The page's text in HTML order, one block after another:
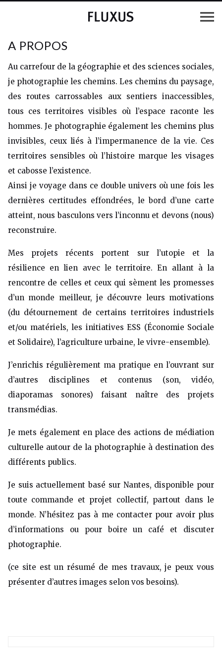
A PROPOS
Au carrefour de la géographie et des sciences sociales,
je photographie les chemins. Les chemins du paysage,
des routes carrossables aux sentiers inaccessibles,
tous ces territoires visibles où l’espace raconte les
hommes. Je photographie également les chemins plus
invisibles, ceux liés à l’impermanence de la vie. Ces
territoires sensibles où l’histoire marque les visages
et cabosse l’existence.
Ainsi je voyage dans ce double univers où une fois les
dernières certitudes effondrées, le bord d’une carte
atteint, nous basculons vers l’inconnu et devons (nous)
reconstruire.
Mes projets récents portent sur l’utopie et la
résilience en lien avec le territoire. En allant à la
rencontre de celles et ceux qui sèment les promesses
d’un monde meilleur, je découvre leurs motivations
(du détournement de certains territoires industriels
et/ou matériels, les initiatives ESS (Économie Sociale
et Solidaire), l’agriculture urbaine, le vivre-ensemble).
J’enrichis régulièrement ma pratique en l’ouvrant sur
d’autres disciplines et contenus (son, vidéo,
diaporamas sonores) faisant naître des projets
transmédias.
Je mets également en place des actions de médiation
culturelle autour de la photographie à destination des
différents publics.
Je suis actuellement basé sur Nantes, disponible pour
toute commande et projet collectif, partout dans le
monde. N’hésitez pas à me contacter pour avoir plus
d’informations ou pour boire un café et discuter
photographie.
(ce site est un résumé de mes travaux, je peux vous
présenter d’autres images selon vos besoins).